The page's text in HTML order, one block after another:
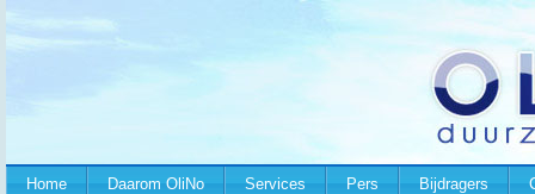
Home Daarom OliNo Services Pers Bijdragers